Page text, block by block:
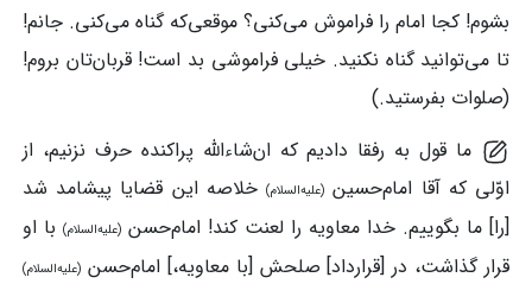
بشوم! کجا امام را فراموش می‌کنی؟ موقعی‌که گناه می‌کنی. جانم!
تا می‌توانید گناه نکنید. خیلی فراموشی بد است! قربان‌تان بروم!
(صلوات بفرستید.)
ما قول به رفقا دادیم که ان‌شاءالله پراکنده حرف نزنیم، از
اوّلی که آقا امام‌حسین (علیه‌السلام)خلاصه این قضایا پیشامد شد
[را] ما بگوییم. خدا معاویه را لعنت کند! امام‌حسن (علیه‌السلام) با او
قرار گذاشت، در [قرارداد] صلحش [با معاویه،] امام‌حسن (علیه‌السلام)